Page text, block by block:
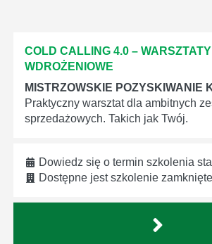
COLD CALLING 4.0 – WARSZTATY
WDROŻENIOWE
MISTRZOWSKIE POZYSKIWANIE
Praktyczny warsztat dla ambitnych
sprzedażowych. Takich jak Twój.
Dowiedz się o termin szkolenia
Dostępne jest szkolenie